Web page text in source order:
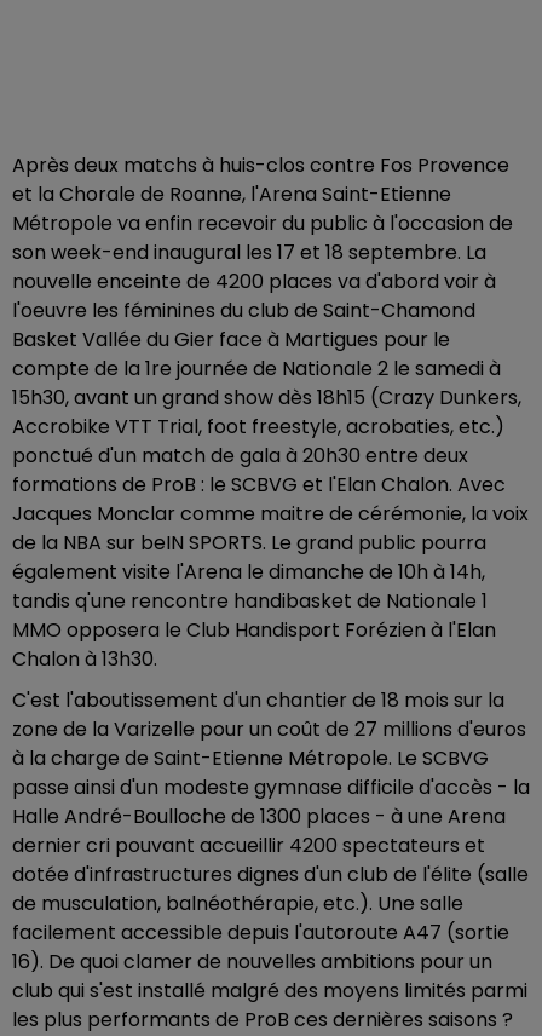
Après deux matchs à huis-clos contre Fos Provence
et la Chorale de Roanne, l'Arena Saint-Etienne
Métropole va enfin recevoir du public à l'occasion de
son week-end inaugural les 17 et 18 septembre. La
nouvelle enceinte de 4200 places va d'abord voir à
l'oeuvre les féminines du club de Saint-Chamond
Basket Vallée du Gier face à Martigues pour le
compte de la 1re journée de Nationale 2 le samedi à
15h30, avant un grand show dès 18h15 (Crazy Dunkers,
Accrobike VTT Trial, foot freestyle, acrobaties, etc.)
ponctué d'un match de gala à 20h30 entre deux
formations de ProB : le SCBVG et l'Elan Chalon. Avec
Jacques Monclar comme maitre de cérémonie, la voix
de la NBA sur beIN SPORTS. Le grand public pourra
également visite l'Arena le dimanche de 10h à 14h,
tandis q'une rencontre handibasket de Nationale 1
MMO opposera le Club Handisport Forézien à l'Elan
Chalon à 13h30.
C'est l'aboutissement d'un chantier de 18 mois sur la
zone de la Varizelle pour un coût de 27 millions d'euros
à la charge de Saint-Etienne Métropole. Le SCBVG
passe ainsi d'un modeste gymnase difficile d'accès - la
Halle André-Boulloche de 1300 places - à une Arena
dernier cri pouvant accueillir 4200 spectateurs et
dotée d'infrastructures dignes d'un club de l'élite (salle
de musculation, balnéothérapie, etc.). Une salle
facilement accessible depuis l'autoroute A47 (sortie
16). De quoi clamer de nouvelles ambitions pour un
club qui s'est installé malgré des moyens limités parmi
les plus performants de ProB ces dernières saisons ?